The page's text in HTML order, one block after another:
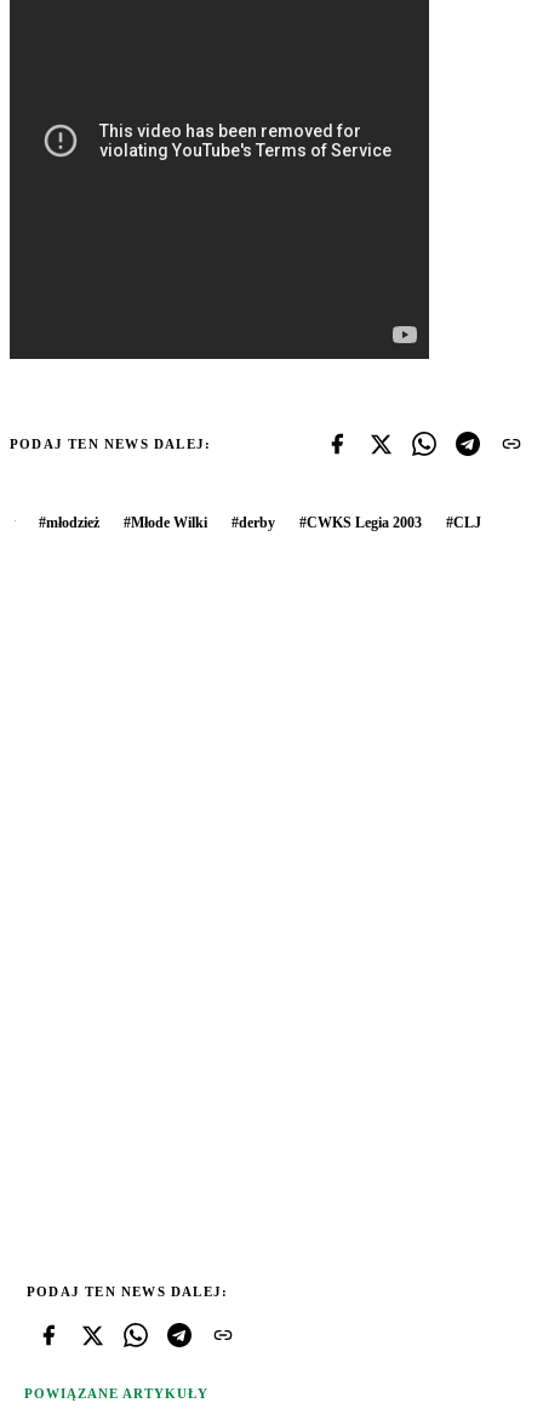
PODAJ TEN NEWS DALEJ:
#młodzież #Młode Wilki #derby #CWKS Legia 2003 #CLJ
PODAJ TEN NEWS DALEJ:
POWIĄZANE ARTYKUŁY